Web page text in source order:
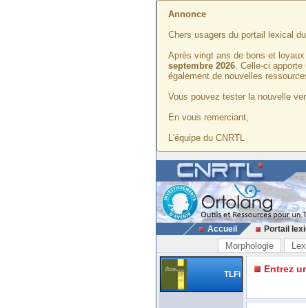
Annonce
Chers usagers du portail lexical
Après vingt ans de bons et
septembre 2026. Celle-ci
également de nouvelles
Vous pouvez tester la nouvelle
En vous remerciant,
L'équipe du CNRTL
Accueil Portail
Morphologie
TLFi Entrez